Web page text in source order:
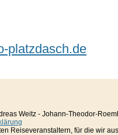
platzdasch.de
Weitz - Johann-Theodor-
Reiseveranstaltern, für die wir